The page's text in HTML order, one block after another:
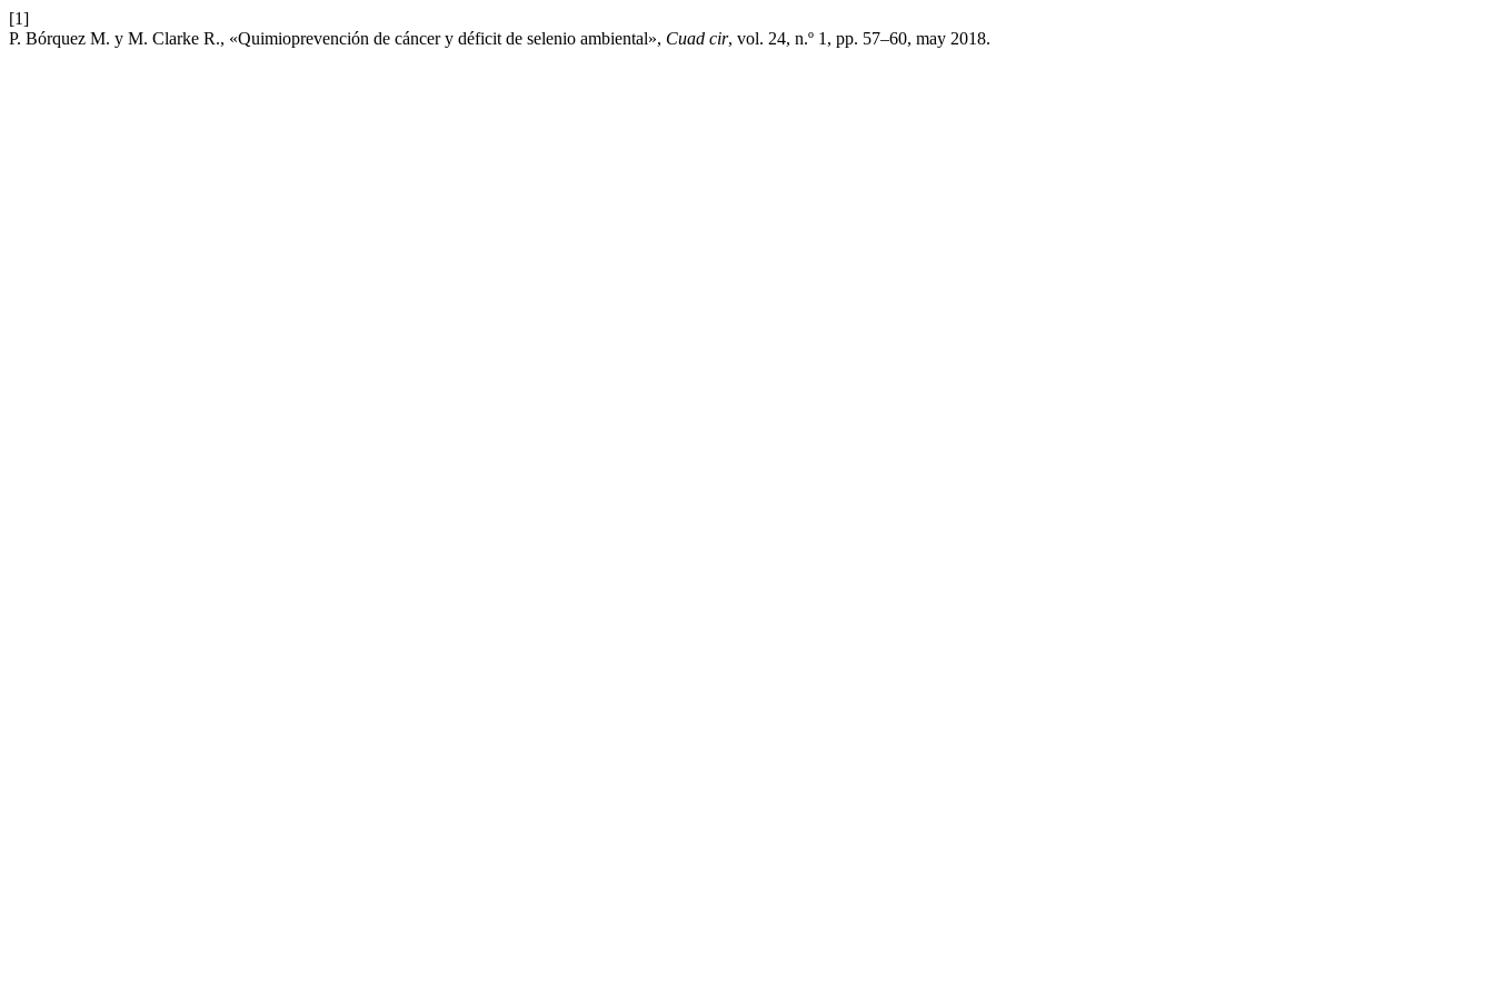
[1]
P. Bórquez M. y M. Clarke R., «Quimioprevención de cáncer y déficit de selenio ambiental», Cuad cir, vol. 24, n.º 1, pp. 57–60, may 2018.